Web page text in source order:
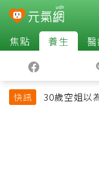
焦點 養生
快訊
30歲空姐以